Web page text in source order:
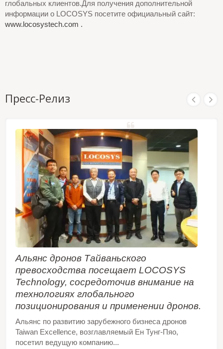
глобальных клиентов.Для получения дополнительной
информации о LOCOSYS посетите официальный сайт:
www.locosystech.com .
Пресс-Релиз
Альянс дронов Тайваньского
превосходства посещает LOCOSYS
Technology, сосредоточив внимание на
технологиях глобального
позиционирования и применении дронов.
Альянс по развитию зарубежного бизнеса дронов
Taiwan Excellence, возглавляемый Ен Тунг-Пяо,
посетил ведущую компанию...